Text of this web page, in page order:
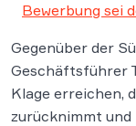
Bewerbung sei
Gegenüber der
Geschäftsführer
Klage erreichen,
zurücknimmt